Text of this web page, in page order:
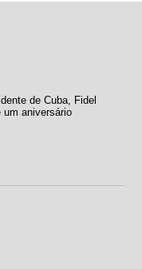
de Cuba, Fidel
um aniversário